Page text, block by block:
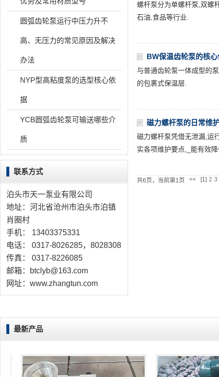
螺杆泵分为单螺杆泵,双螺
石油,食品等行业.
BW保温齿轮泵的核
与普通齿轮泵一体成型的
的包裹式保温层.
磁力螺杆泵的日常维
磁力螺杆泵凭借无泄漏,运
实各项维护要点,_能有效
共6页，当前第1页 << [1] 2 3
圆弧齿轮泵运行中压力升不
高、无压力的常见原因及解决
办法
NYP型高粘度泵的选型核心依
据
YCB圆弧齿轮泵可输送哪些介
质
联系方式
泊头市天一泵业有限公司
地址：河北省沧州市泊头市泊镇
肖圈村
手机： 13403375331
电话： 0317-8026285，8028308
传真： 0317-8226085
邮箱：btclyb@163.com
网址：www.zhangtun.com
最新产品